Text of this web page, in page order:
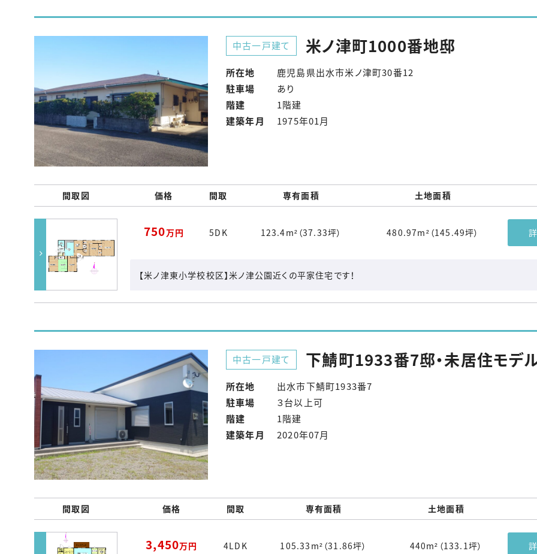
中古一戸建て 米ノ津町1000番地邸
所在地
鹿児島県出水市米ノ津町30番12
駐車場
あり
階建
1階建
建築年月
1975年01月
間取図 価格 間取 専有面積 土地面積
750万円 5DK 123.4m²（37.33坪） 480.97m²（145.49坪）
【米ノ津東小学校校区】米ノ津公園近くの平家住宅です！
中古一戸建て 下鯖町1933番7邸・未居住モデ
所在地
出水市下鯖町1933番7
駐車場
３台以上可
階建
1階建
建築年月
2020年07月
間取図 価格 間取 専有面積 土地面積
3,450万円 4LDK 105.33m²（31.86坪） 440m²（133.1坪）